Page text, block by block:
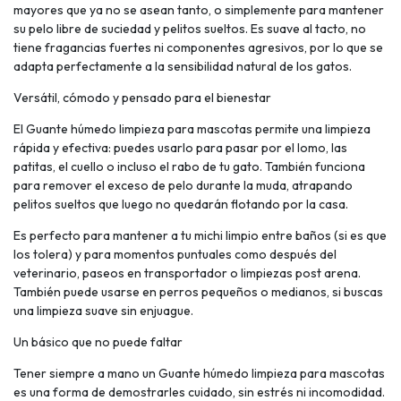
mayores que ya no se asean tanto, o simplemente para mantener
su pelo libre de suciedad y pelitos sueltos. Es suave al tacto, no
tiene fragancias fuertes ni componentes agresivos, por lo que se
adapta perfectamente a la sensibilidad natural de los gatos.
Versátil, cómodo y pensado para el bienestar
El Guante húmedo limpieza para mascotas permite una limpieza
rápida y efectiva: puedes usarlo para pasar por el lomo, las
patitas, el cuello o incluso el rabo de tu gato. También funciona
para remover el exceso de pelo durante la muda, atrapando
pelitos sueltos que luego no quedarán flotando por la casa.
Es perfecto para mantener a tu michi limpio entre baños (si es que
los tolera) y para momentos puntuales como después del
veterinario, paseos en transportador o limpiezas post arena.
También puede usarse en perros pequeños o medianos, si buscas
una limpieza suave sin enjuague.
Un básico que no puede faltar
Tener siempre a mano un Guante húmedo limpieza para mascotas
es una forma de demostrarles cuidado, sin estrés ni incomodidad.